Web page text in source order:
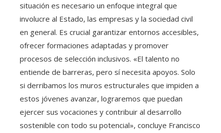
situación es necesario un enfoque integral que
involucre al Estado, las empresas y la sociedad civil
en general. Es crucial garantizar entornos accesibles,
ofrecer formaciones adaptadas y promover
procesos de selección inclusivos. «El talento no
entiende de barreras, pero sí necesita apoyos. Solo
si derribamos los muros estructurales que impiden a
estos jóvenes avanzar, lograremos que puedan
ejercer sus vocaciones y contribuir al desarrollo
sostenible con todo su potencial», concluye Francisco